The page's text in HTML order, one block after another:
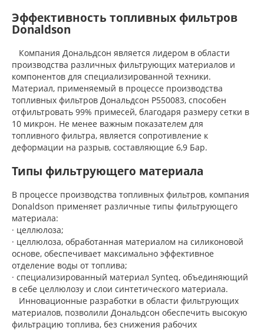
Эффективность топливных фильтров
Donaldson
Компания Дональдсон является лидером в области
производства различных фильтрующих материалов и
компонентов для специализированной техники.
Материал, применяемый в процессе производства
топливных фильтров Дональдсон P550083, способен
отфильтровать 99% примесей, благодаря размеру сетки в
10 микрон. Не менее важным показателем для
топливного фильтра, является сопротивление к
деформации на разрыв, составляющие 6,9 Бар.
Типы фильтрующего материала
В процессе производства топливных фильтров, компания
Donaldson применяет различные типы фильтрующего
материала:
· целлюлоза;
· целлюлоза, обработанная материалом на силиконовой
основе, обеспечивает максимально эффективное
отделение воды от топлива;
· специализированный материал Synteq, объединяющий
в себе целлюлозу и слои синтетического материала.
Инновационные разработки в области фильтрующих
материалов, позволили Дональдсон обеспечить высокую
фильтрацию топлива, без снижения рабочих